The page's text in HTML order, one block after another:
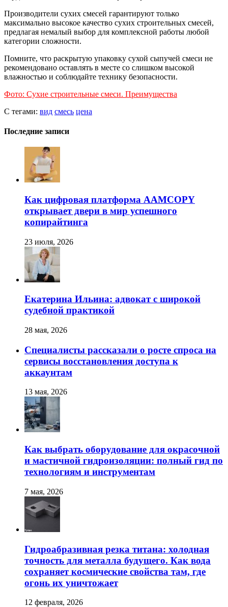
Производители сухих смесей гарантируют только
максимально высокое качество сухих строительных смесей,
предлагая немалый выбор для комплексной работы любой
категории сложности.
Помните, что раскрытую упаковку сухой сыпучей смеси не
рекомендовано оставлять в месте со слишком высокой
влажностью и соблюдайте технику безопасности.
Фото: Сухие строительные смеси. Преимущества
С тегами: вид смесь цена
Последние записи
Как цифровая платформа AAMCOPY
открывает двери в мир успешного
копирайтинга
23 июля, 2026
Екатерина Ильина: адвокат с широкой
судебной практикой
28 мая, 2026
Специалисты рассказали о росте спроса на
сервисы восстановления доступа к
аккаунтам
13 мая, 2026
Как выбрать оборудование для окрасочной
и мастичной гидроизоляции: полный гид по
технологиям и инструментам
7 мая, 2026
Гидроабразивная резка титана: холодная
точность для металла будущего. Как вода
сохраняет космические свойства там, где
огонь их уничтожает
12 февраля, 2026